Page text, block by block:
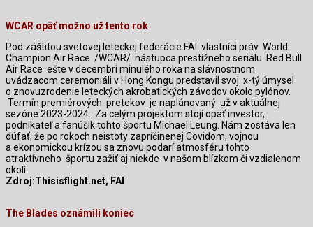
WCAR opäť možno už tento rok
Pod záštitou svetovej leteckej federácie FAI vlastníci práv World
Champion Air Race /WCAR/ nástupca prestížneho seriálu Red Bull
Air Race ešte v decembri minulého roka na slávnostnom
uvádzacom ceremoniáli v Hong Kongu predstavil svoj x-tý úmysel
o znovuzrodenie leteckých akrobatických závodov okolo pylónov.
Termín premiérových pretekov je naplánovaný už v aktuálnej
sezóne 2023-2024.
Za celým projektom stojí opäť investor,
podnikateľ a fanúšik tohto športu Michael Leung. Nám zostáva len
dúfať, že po rokoch neistoty zapríčinenej Covidom, vojnou
a ekonomickou krízou sa znovu podarí atmosféru tohto
atraktívneho športu zažiť aj niekde v našom blízkom či vzdialenom
okolí.
Zdroj:Thisisflight.net, FAI
The Blades oznámili koniec